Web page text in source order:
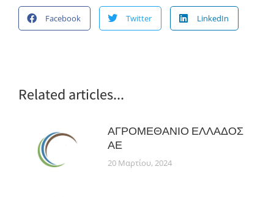
Facebook Twitter LinkedIn
Related articles...
ΑΓΡΟΜΕΘΑΝΙΟ ΕΛΛΑΔΟΣ
ΑΕ
20 Μαρτίου, 2024